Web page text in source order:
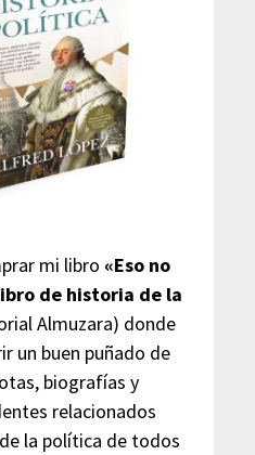
mi libro «Eso no
de historia de la
Almuzara) donde
un buen puñado de
biografías y
relacionados
la política de todos